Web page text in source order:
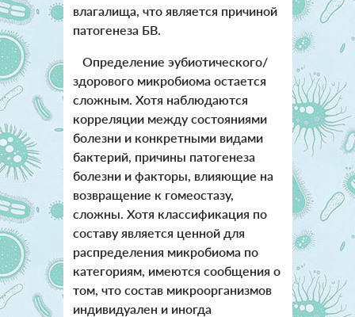
влагалища, что является причиной
патогенеза БВ.
Определение эубиотического/
здорового микробиома остается
сложным. Хотя наблюдаются
корреляции между состояниями
болезни и конкретными видами
бактерий, причины патогенеза
болезни и факторы, влияющие на
возвращение к гомеостазу,
сложны. Хотя классификация по
составу является ценной для
распределения микробиома по
категориям, имеются сообщения о
том, что состав микроорганизмов
индивидуален и иногда